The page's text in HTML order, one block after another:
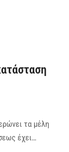
τα μέλη
έχει…